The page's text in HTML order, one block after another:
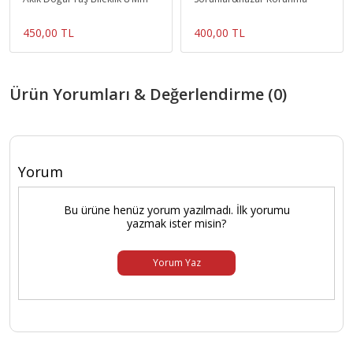
450,00 TL 400,00 TL
Ürün Yorumları & Değerlendirme (0)
Yorum
Bu ürüne henüz yorum yazılmadı. İlk yorumu
yazmak ister misin?
Yorum Yaz